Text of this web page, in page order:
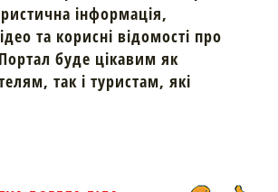
інформація,
та корисні відомості про
буде цікавим як
так і туристам, які